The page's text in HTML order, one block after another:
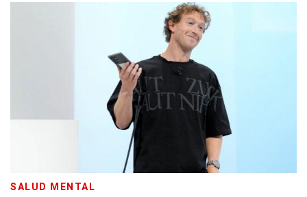
SALUD MENTAL